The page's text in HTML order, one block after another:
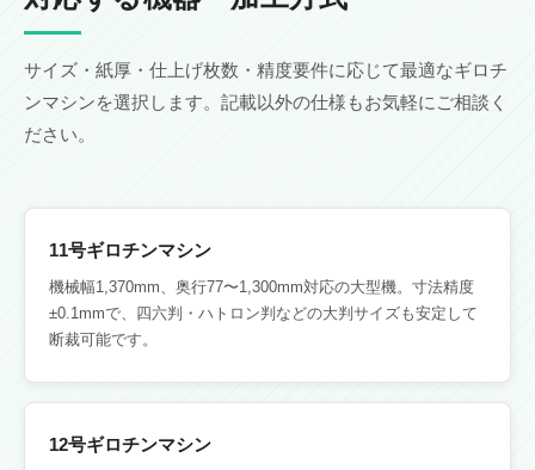
サイズ・紙厚・仕上げ枚数・精度要件に応じて最適なギロチ
ンマシンを選択します。記載以外の仕様もお気軽にご相談く
ださい。
11号ギロチンマシン
機械幅1,370mm、奥行77〜1,300mm対応の大型機。寸法精度
±0.1mmで、四六判・ハトロン判などの大判サイズも安定して
断裁可能です。
12号ギロチンマシン